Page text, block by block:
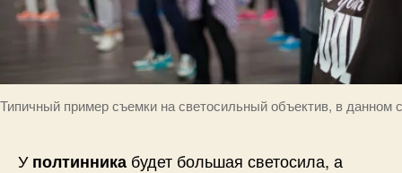
Типичный пример съемки на светосильный объектив, в данном
Уполтинника будет большая светосила, а